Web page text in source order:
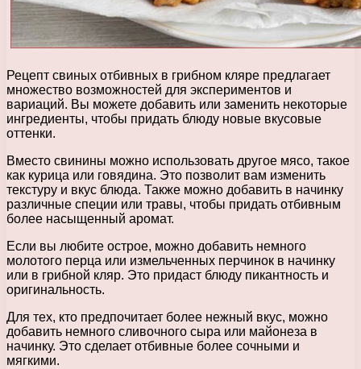
Рецепт свиных отбивных в грибном кляре предлагает
множество возможностей для экспериментов и
вариаций. Вы можете добавить или заменить некоторые
ингредиенты, чтобы придать блюду новые вкусовые
оттенки.
Вместо свинины можно использовать другое мясо, такое
как курица или говядина. Это позволит вам изменить
текстуру и вкус блюда. Также можно добавить в начинку
различные специи или травы, чтобы придать отбивным
более насыщенный аромат.
Если вы любите острое, можно добавить немного
молотого перца или измельченных перчинок в начинку
или в грибной кляр. Это придаст блюду пикантность и
оригинальность.
Для тех, кто предпочитает более нежный вкус, можно
добавить немного сливочного сыра или майонеза в
начинку. Это сделает отбивные более сочными и
мягкими.